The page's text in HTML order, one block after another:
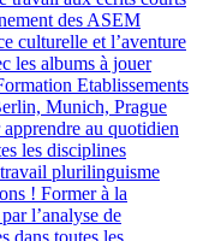
des ASEM
culturelle et l’aventure
les albums à jouer
Etablissements
Munich, Prague
au quotidien
les disciplines
plurilinguisme
! Former à la
l’analyse de
dans toutes les